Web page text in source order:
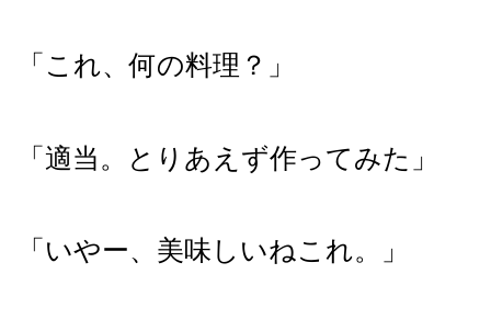
「これ、何の料理？」
「適当。とりあえず作ってみた」
「いやー、美味しいねこれ。」